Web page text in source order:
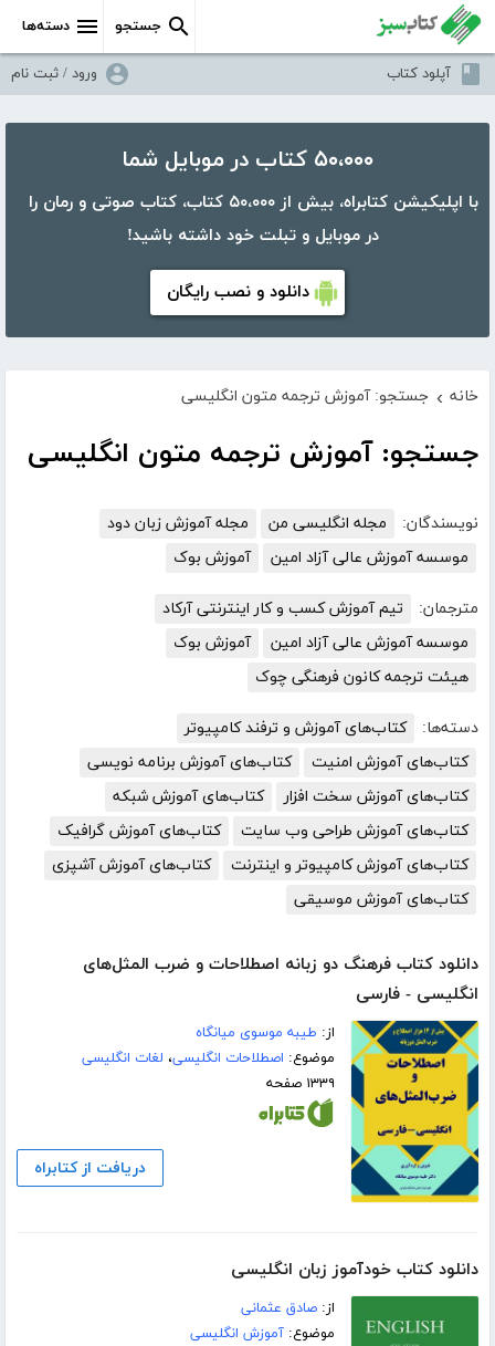
دسته‌ها جستجو
آپلود کتاب ورود / ثبت نام
۵۰،۰۰۰ کتاب در موبایل شما
با اپلیکیشن کتابراه، بیش از ۵۰،۰۰۰ کتاب، کتاب صوتی و رمان را
در موبایل و تبلت خود داشته باشید!
دانلود و نصب رایگان
خانه › جستجو: آموزش ترجمه متون انگلیسی
جستجو: آموزش ترجمه متون انگلیسی
نویسندگان: مجله انگلیسی من
مجله آموزش زبان دود
موسسه آموزش عالی آزاد امین
آموزش بوک
مترجمان:
تیم آموزش کسب و کار اینترنتی آرکاد
موسسه آموزش عالی آزاد امین
آموزش بوک
هیئت ترجمه کانون فرهنگی چوک
دسته‌ها:
کتاب‌های آموزش و ترفند کامپیوتر
کتاب‌های آموزش امنیت
کتاب‌های آموزش برنامه نویسی
کتاب‌های آموزش سخت افزار
کتاب‌های آموزش شبکه
کتاب‌های آموزش طراحی وب سایت
کتاب‌های آموزش گرافیک
کتاب‌های آموزش کامپیوتر و اینترنت
کتاب‌های آموزش آشپزی
کتاب‌های آموزش موسیقی
دانلود کتاب فرهنگ دو زبانه اصطلاحات و ضرب المثل‌های
انگلیسی - فارسی
از: طیبه موسوی میانگاه
موضوع: اصطلاحات انگلیسی، لغات انگلیسی
۱۳۳۹ صفحه
دریافت از کتابراه
دانلود کتاب خودآموز زبان انگلیسی
از:صادق عثمانی
موضوع:آموزش انگلیسی